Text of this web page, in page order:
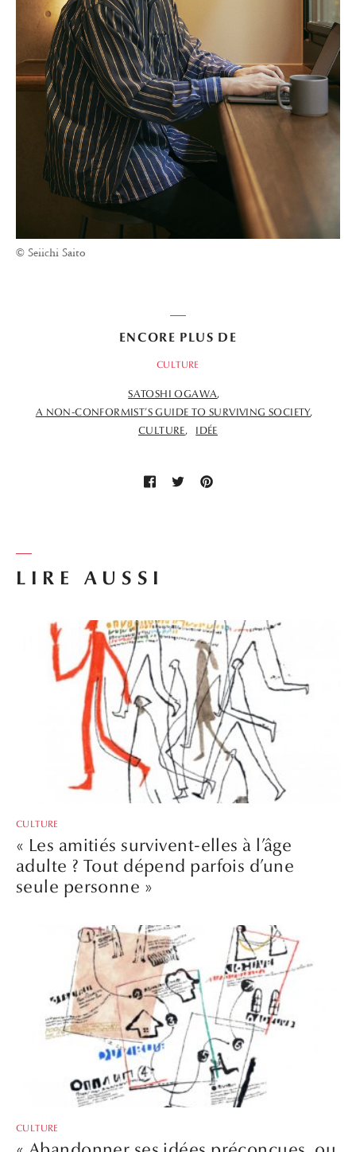
© Seiichi Saito
LIRE AUSSI
CULTURE
« Les amitiés survivent-elles à l’âge
adulte ? Tout dépend parfois d’une
seule personne »
CULTURE
ENCORE PLUS DE
CULTURE
SATOSHI OGAWA
A NON-CONFORMIST’S GUIDE TO SURVIVING SOCIETY
CULTURE
IDÉE